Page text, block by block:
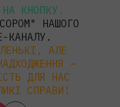
КНОПКУ.
НАШОГО
КАНАЛУ.
АЛЕ
–
ДЛЯ НАС
СПРАВИ!